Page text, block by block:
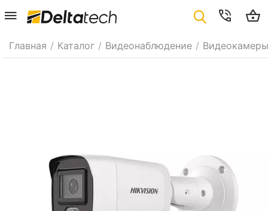
Главная / Каталог / Видеонаблюдение / Видеокамеры